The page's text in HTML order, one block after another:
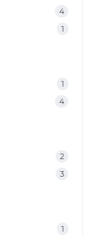
4
1
1
4
2
3
1